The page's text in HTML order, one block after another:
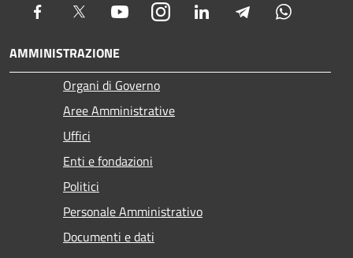
Facebook Twitter YoutubeInstagram LinkedIn Telegram
AMMINISTRAZIONE
Organi di Governo
Aree Amministrative
Uffici
Enti e fondazioni
Politici
Personale Amministrativo
Documenti e dati